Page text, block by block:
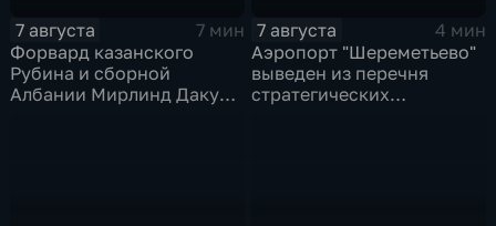
7 августа
7 мин
Форвард казанского
Рубина и сборной
Албании Мирлинд Даку
7 августа
4 мин
Аэропорт "Шереметьево"
выведен из перечня
стратегических